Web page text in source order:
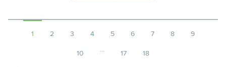
die Voraus-setzungen hierfür vorliegen, kann der besondere
Kündigungsschutz ausnahmsweise wegen Rechts-missbrauchs
1 2 3 4 5 6 7 8 9
10 ... 17 18